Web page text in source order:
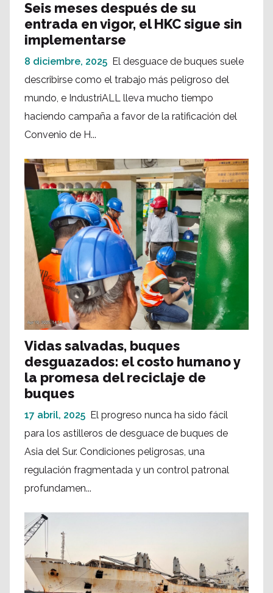
Seis meses después de su
entrada en vigor, el HKC sigue sin
implementarse
8 diciembre, 2025 El desguace de buques suele
describirse como el trabajo más peligroso del
mundo, e IndustriALL lleva mucho tiempo
haciendo campaña a favor de la ratificación del
Convenio de H...
Vidas salvadas, buques
desguazados: el costo humano y
la promesa del reciclaje de
buques
17 abril, 2025 El progreso nunca ha sido fácil
para los astilleros de desguace de buques de
Asia del Sur. Condiciones peligrosas, una
regulación fragmentada y un control patronal
profundamen...